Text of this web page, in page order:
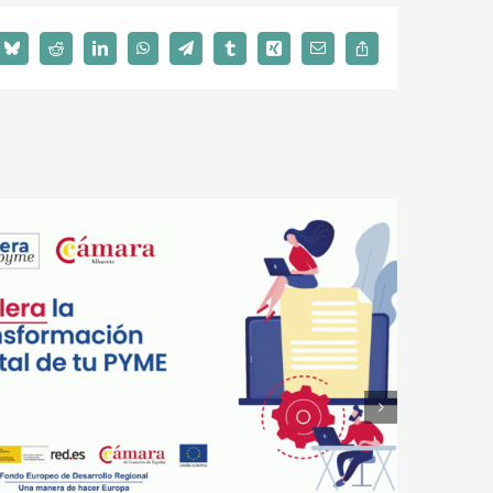
BlueskyReddit LinkedInWhatsAppTelegramTumblrXing Email
Copy
Link